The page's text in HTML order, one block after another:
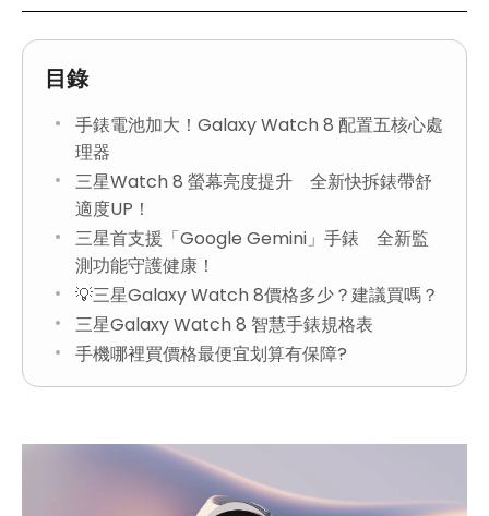
目錄
手錶電池加大！Galaxy Watch 8 配置五核心處
理器
三星Watch 8 螢幕亮度提升 全新快拆錶帶舒
適度UP！
三星首支援「Google Gemini」手錶 全新監
測功能守護健康！
💡三星Galaxy Watch 8價格多少？建議買嗎？
三星Galaxy Watch 8 智慧手錶規格表
手機哪裡買價格最便宜划算有保障?